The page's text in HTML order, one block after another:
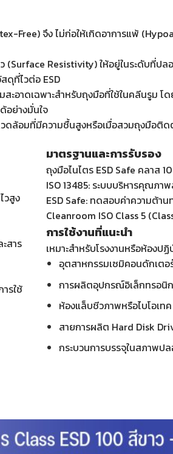
Free) จึง ไม่ก่อให้เกิดอาการแพ้
Resistivity) ให้อยู่ในระดับที่ป
ดุที่ไวต่อ ESD
ะอาดเฉพาะสำหรับถุงมือที่ใช้ในคลีนรูม
อย่างมั่นใจ
ล้อมที่มีความชื้นสูงหรือเมื่อสวมถุงมือติ
วสูง
สาร
รใช้
มาตรฐานและการรับรอง
ถุงมือไนไตร ESD Safe คลาส
ISO 13485: ระบบบริหารคุณภ
ESD Safe: ทดสอบค่าความต้า
Cleanroom ISO Class 5
การใช้งานที่แนะนำ
เหมาะสำหรับโรงงานหรือห้อง
อุตสาหกรรมเซมิคอนดักเต
การผลิตอุปกรณ์อิเล็กทรอนิ
ห้องแล็บชีวภาพหรือไบโอเท
สายการผลิต Hard Disk
กระบวนการบรรจุในสภาพป